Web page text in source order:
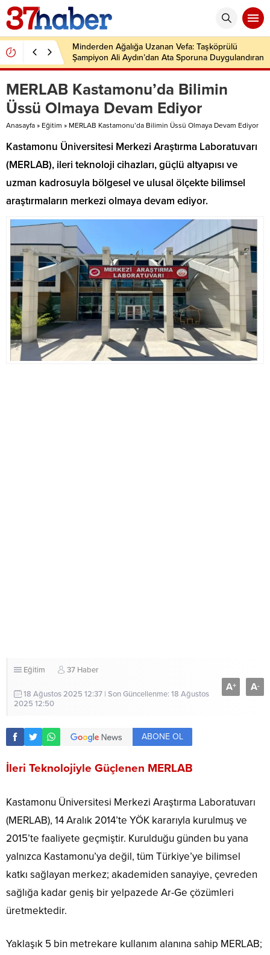
Minderden Ağalığa Uzanan Vefa: Taşköprülü
Şampiyon Ali Aydın’dan Ata Sporuna Duygulandıran
Dönüş
MERLAB Kastamonu’da Bilimin
Üssü Olmaya Devam Ediyor
Anasayfa » Eğitim » MERLAB Kastamonu’da Bilimin Üssü Olmaya Devam Ediyor
Kastamonu Üniversitesi Merkezi Araştırma Laboratuvarı
(MERLAB), ileri teknoloji cihazları, güçlü altyapısı ve
uzman kadrosuyla bölgesel ve ulusal ölçekte bilimsel
araştırmaların merkezi olmaya devam ediyor.
Eğitim 37 Haber
18 Ağustos 2025 12:37 | Son Güncellenme: 18 Ağustos
2025 12:50
A+ A-
ABONE OL
İleri Teknolojiyle Güçlenen MERLAB
Kastamonu Üniversitesi Merkezi Araştırma Laboratuvarı
(MERLAB), 14 Aralık 2014’te YÖK kararıyla kurulmuş ve
2015’te faaliyete geçmiştir. Kurulduğu günden bu yana
yalnızca Kastamonu’ya değil, tüm Türkiye’ye bilimsel
katkı sağlayan merkez; akademiden sanayiye, çevreden
sağlığa kadar geniş bir yelpazede Ar-Ge çözümleri
üretmektedir.
Yaklaşık 5 bin metrekare kullanım alanına sahip MERLAB;